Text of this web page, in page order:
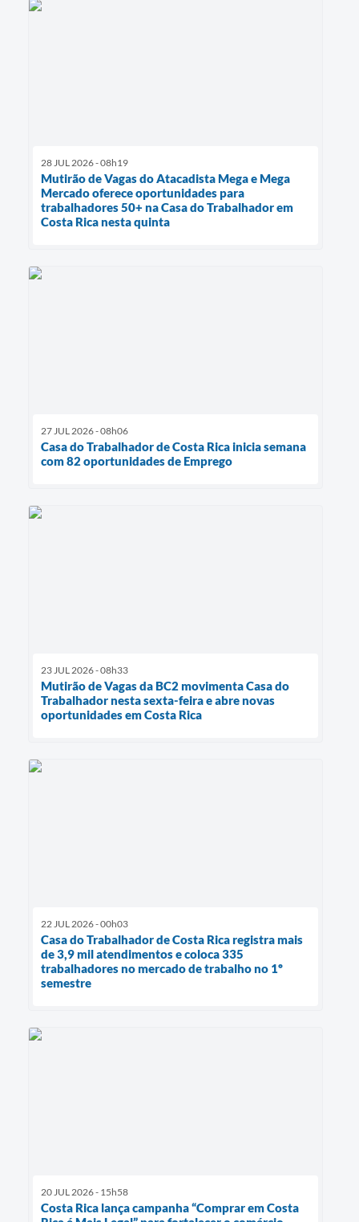
28 JUL 2026 - 08h19
Mutirão de Vagas do Atacadista Mega e Mega
Mercado oferece oportunidades para
trabalhadores 50+ na Casa do Trabalhador em
Costa Rica nesta quinta
27 JUL 2026 - 08h06
Casa do Trabalhador de Costa Rica inicia semana
com 82 oportunidades de Emprego
23 JUL 2026 - 08h33
Mutirão de Vagas da BC2 movimenta Casa do
Trabalhador nesta sexta-feira e abre novas
oportunidades em Costa Rica
22 JUL 2026 - 00h03
Casa do Trabalhador de Costa Rica registra mais
de 3,9 mil atendimentos e coloca 335
trabalhadores no mercado de trabalho no 1º
semestre
20 JUL 2026 - 15h58
Costa Rica lança campanha “Comprar em Costa